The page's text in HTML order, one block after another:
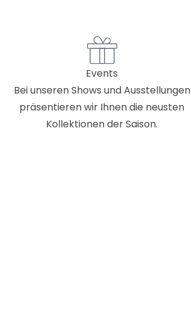
Events
Bei unseren Shows und Ausstellungen
präsentieren wir Ihnen die neusten
Kollektionen der Saison.